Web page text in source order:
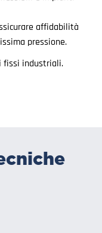
affidabilità
pressione.
fissi industriali.